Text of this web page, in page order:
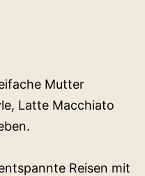
Mutter
Latte Macchiato
Reisen mit